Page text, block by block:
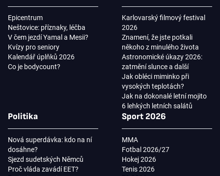
Epicentrum
Neštovice: příznaky, léčba
V čem jezdí Yamal a Mesii?
Kvízy pro seniory
Kalendář úplňků 2026
Co je bodycount?
Karlovarský filmový festival
2026
Znamení, že jste potkali
někoho z minulého života
Astronomické úkazy 2026:
zatmění slunce a další
Jak obléci miminko při
vysokých teplotách?
Jak na dokonalé letní mojito
6 lehkých letních salátů
Politika
Nová superdávka: kdo na ní
dosáhne?
Sjezd sudetských Němců
Proč vláda zavádí EET?
Sport 2026
MMA
Fotbal 2026/27
Hokej 2026
Tenis 2026